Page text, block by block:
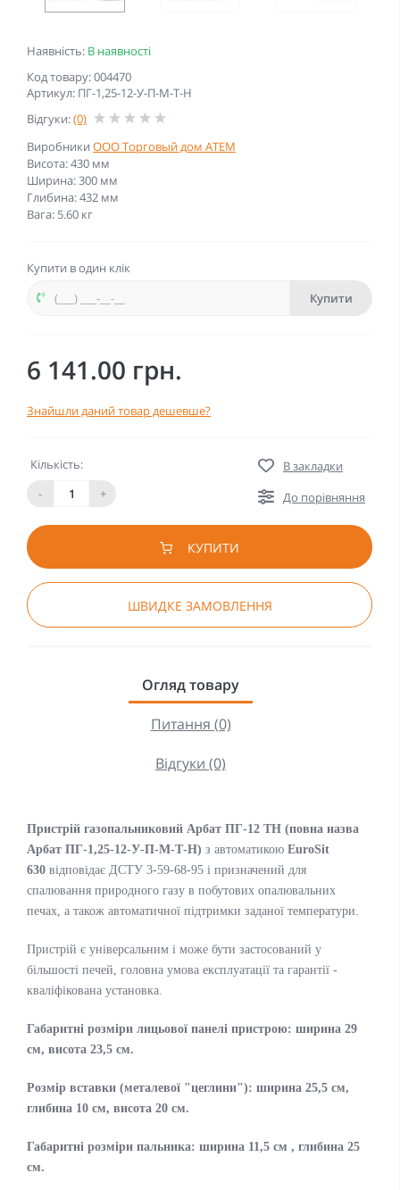
Наявність: В наявності
Код товару: 004470
Артикул: ПГ-1,25-12-У-П-М-Т-Н
Відгуки:(0)
Виробники ООО Торговый дом АТЕМ
Висота: 430 мм
Ширина: 300 мм
Глибина: 432 мм
Вага: 5.60 кг
Купити в один клік
Купити
6 141.00 грн.
Знайшли даний товар дешевше?
Кількість:
-
+
В закладки
До порівняння
КУПИТИ
ШВИДКЕ ЗАМОВЛЕННЯ
Огляд товару
Питання (0)
Відгуки (0)
Пристрій газопальниковий Арбат ПГ-12 ТН (повна назва
Арбат ПГ-1,25-12-У-П-М-Т-Н) з автоматикою EuroSit
630 відповідає ДСТУ 3-59-68-95 і призначений для
спалювання природного газу в побутових опалювальних
печах, а також автоматичної підтримки заданої температури.
Пристрій є універсальним і може бути застосований у
більшості печей, головна умова експлуатації та гарантії -
кваліфікована установка.
Габаритні розміри лицьової панелі пристрою: ширина 29
см, висота 23,5 см.
Розмір вставки (металевої "цеглини"): ширина 25,5 см,
глибина 10 см, висота 20 см.
Габаритні розміри пальника: ширина 11,5 см , глибина 25
см.